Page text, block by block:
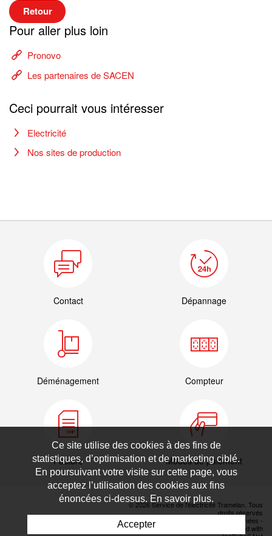
Retour
Pour aller plus loin
Pronovo
Les partenaires de SACEN
Ceci pourrait vous intéresser
Electricité
Nos sites de production
Contact Dépannage
Déménagement Compteur
Facture Modes de paiement
© 2026 Service de l'électricité Tramelan. Tous
droits réservés
Déclaration de protection des données -
Powered by Artionet
Generated with
Ce site utilise des cookies à des fins de
statistiques, d’optimisation et de marketing ciblé.
En poursuivant votre visite sur cette page, vous
acceptez l’utilisation des cookies aux fins
énoncées ci-dessus. En savoir plus.
Accepter